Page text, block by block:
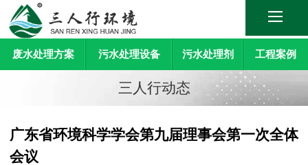
废水处理方案 污水处理设备 污水处理剂 工程案例
三人行动态
广东省环境科学学会第九届理事会第一次全体
会议